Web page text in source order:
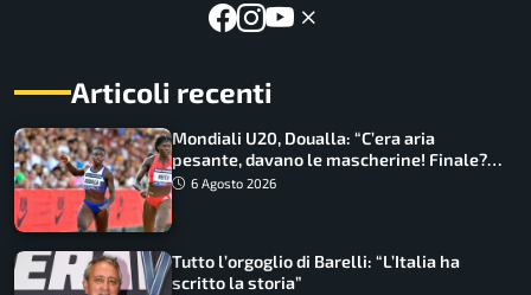
Articoli recenti
Mondiali U20, Doualla: “C’era aria
pesante, davano le mascherine! Finale?
Non ho nulla da perdere”
6 Agosto 2026
Tutto l’orgoglio di Barelli: “L’Italia ha
scritto la storia”